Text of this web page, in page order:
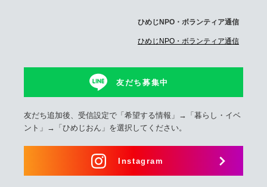
ひめじNPO・ボランティア通信
ひめじNPO・ボランティア通信
友だち募集中
友だち追加後、受信設定で「希望する情報」→「暮らし・イベ
ント」→「ひめじおん」を選択してください。
Instagram